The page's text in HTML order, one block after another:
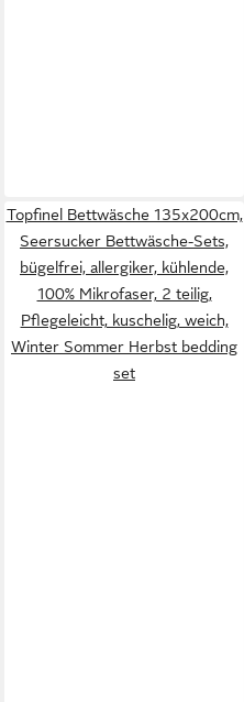
Topfinel Bettwäsche 135x200cm,
Seersucker Bettwäsche-Sets,
bügelfrei, allergiker, kühlende,
100% Mikrofaser, 2 teilig,
Pflegeleicht, kuschelig, weich,
Winter Sommer Herbst bedding
set